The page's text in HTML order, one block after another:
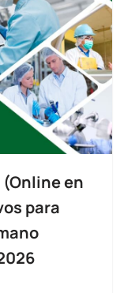
(Online en
para